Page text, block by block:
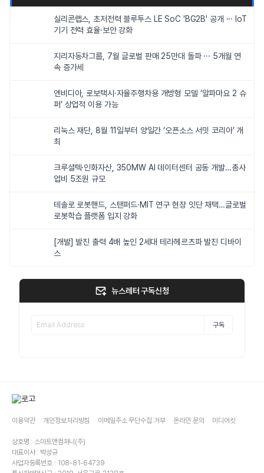
실리콘랩스, 초저전력 블루투스 LE SoC 'BG2B' 공개 ··· IoT
기기 전력 효율·보안 강화
지리자동차그룹, 7월 글로벌 판매 25만대 돌파 ··· 5개월 연
속 증가세
엔비디아, 로보택시·자율주행차용 개방형 모델 ‘알파마요 2 슈
퍼’ 상업적 이용 가능
리눅스 재단, 8월 11일부터 양일간 ‘오픈소스 서밋 코리아’ 개
최
크루셜텍·인화자산, 350MW AI 데이터센터 공동 개발…총사
업비 5조원 규모
테솔로 로봇핸드, 스탠퍼드·MIT 연구 현장 잇단 채택…글로벌
로봇학습 플랫폼 입지 강화
[개발] 발진 출력 4배 높인 2세대 테라헤르츠파 발진 디바이
스
뉴스레터 구독신청
구독
이용약관 개인정보처리방침 이메일주소 무단수집 거부 온라인 문의 미디어킷
상호명 : 스마트앤컴퍼니(주)
대표이사 : 박성규
사업자등록번호 : 108-81-64739